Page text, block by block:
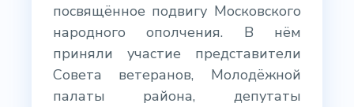
посвящённое подвигу Московского
народного ополчения. В нём
приняли участие представители
Совета ветеранов, Молодёжной
палаты района, депутаты